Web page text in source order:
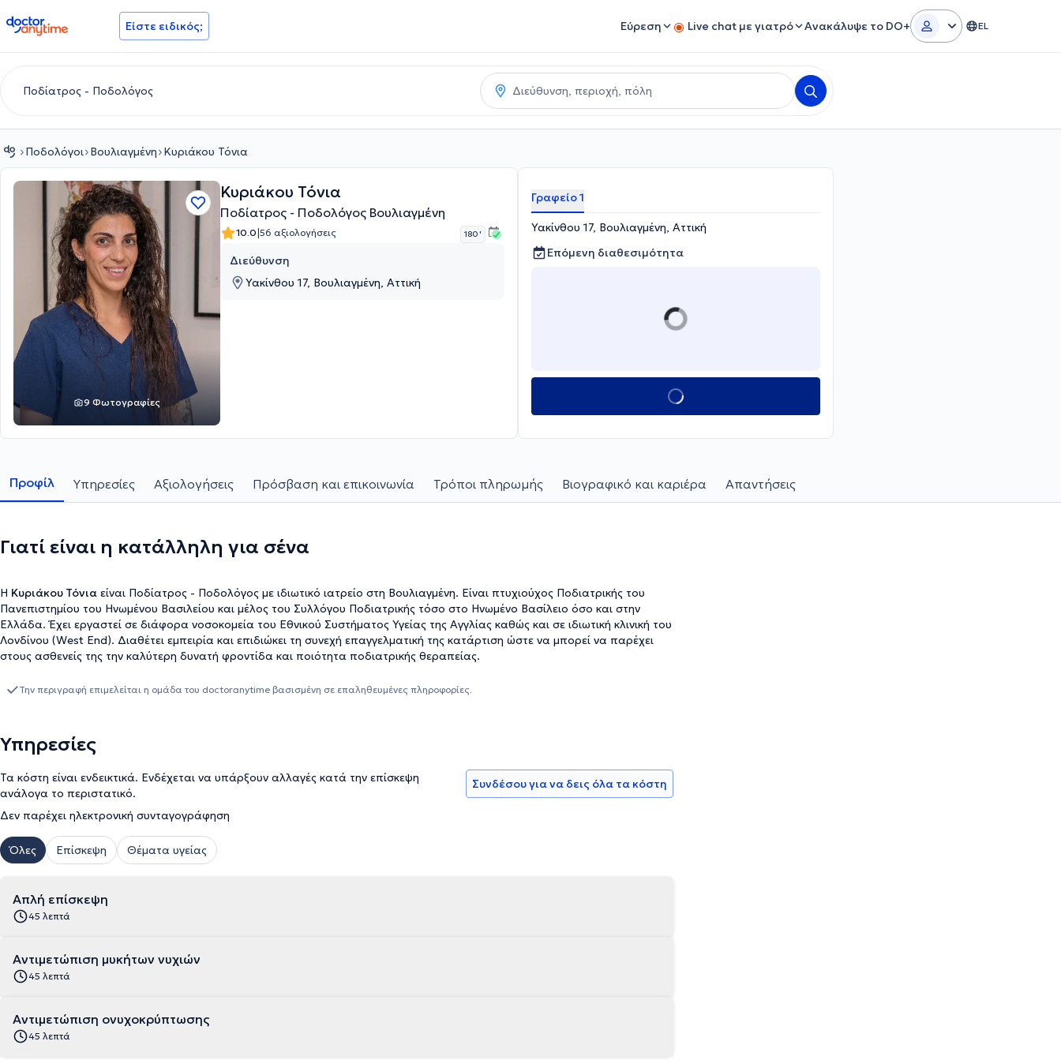
doctoranytime Είστε ειδικός; Εύρεση Live chat με γιατρό Ανακάλυψε το DO+ EL
Ποδολόγοι Βουλιαγμένη Κυριάκου Τόνια
9 Φωτογραφίες
Κυριάκου Τόνια
Ποδίατρος - Ποδολόγος Βουλιαγμένη
10.0|56 αξιολογήσεις 180 '
Διεύθυνση
Υακίνθου 17, Βουλιαγμένη, Αττική
Γραφείο 1
Υακίνθου 17, Βουλιαγμένη, Αττική
Επόμενη διαθεσιμότητα
Προφίλ Υπηρεσίες Αξιολογήσεις Πρόσβαση και επικοινωνία Τρόποι πληρωμής Βιογραφικό και καριέρα Απαντήσεις
Γιατί είναι η κατάλληλη για σένα
Η Κυριάκου Τόνια είναι Ποδίατρος - Ποδολόγος με ιδιωτικό ιατρείο στη Βουλιαγμένη. Είναι πτυχιούχος Ποδιατρικής του
Πανεπιστημίου του Ηνωμένου Βασιλείου και μέλος του Συλλόγου Ποδιατρικής τόσο στο Ηνωμένο Βασίλειο όσο και στην
Ελλάδα. Έχει εργαστεί σε διάφορα νοσοκομεία του Εθνικού Συστήματος Υγείας της Αγγλίας καθώς και σε ιδιωτική κλινική του
Λονδίνου (West End). Διαθέτει εμπειρία και επιδιώκει τη συνεχή επαγγελματική της κατάρτιση ώστε να μπορεί να παρέχει
στους ασθενείς της την καλύτερη δυνατή φροντίδα και ποιότητα ποδιατρικής θεραπείας.
Την περιγραφή επιμελείται η ομάδα του doctoranytime βασισμένη σε επαληθευμένες πληροφορίες.
Υπηρεσίες
Τα κόστη είναι ενδεικτικά. Ενδέχεται να υπάρξουν αλλαγές κατά την επίσκεψη
ανάλογα το περιστατικό.
Δεν παρέχει ηλεκτρονική συνταγογράφηση
Συνδέσου για να δεις όλα τα κόστη
Όλες Επίσκεψη Θέματα υγείας
Απλή επίσκεψη
45 λεπτά
Αντιμετώπιση μυκήτων νυχιών
45 λεπτά
Αντιμετώπιση ονυχοκρύπτωσης
45 λεπτά